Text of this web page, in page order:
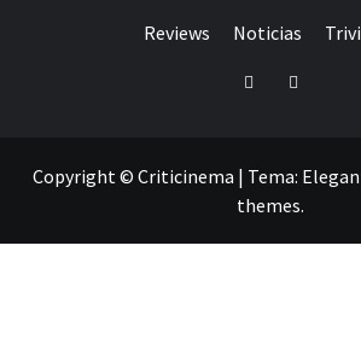
Reviews Noticias
TwitterFacebook
Copyright © Criticinema | Tema:
themes.